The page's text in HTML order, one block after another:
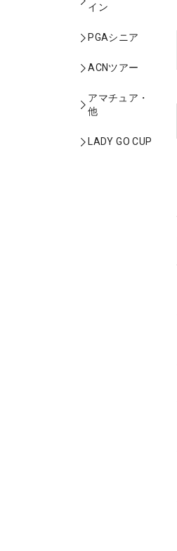
イン
PGAシニア
ACNツアー
アマチュア・
他
LADY GO CUP